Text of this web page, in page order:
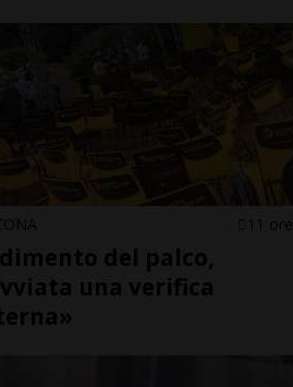
11 ore
del palco,
una verifica